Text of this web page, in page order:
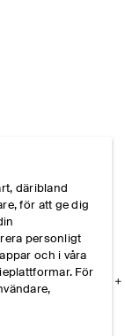
däribland
för att ge dig
personligt
och i våra
För